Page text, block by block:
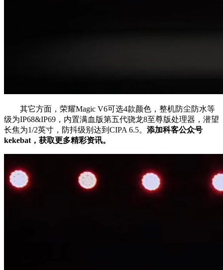
其它方面，荣耀Magic V6可选4款颜色，整机防尘防水等
级为IP68&IP69，内置满血版第五代骁龙8至尊版处理器，潜望
长焦为1/2英寸，防抖级别达到CIPA 6.5。 添加科客公众号
kekebat，获取更多精彩资讯。